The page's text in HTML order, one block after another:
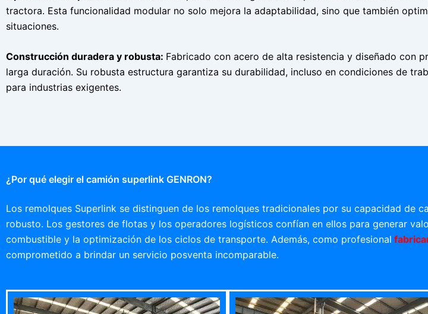
tractora. Esta funcionalidad modular no solo mejora la adaptabilidad, sino que también
situaciones.
Construcción duradera y robusta: Fabricado con acero de alta resistencia y diseñado con
larga duración. Su robusta estructura garantiza su durabilidad, incluso en condiciones de
para industrias exigentes.
¿Por qué elegir el camión superlink GENRON?
Los remolques Superlink se distinguen de los remolques tradicionales por su capacidad de
robusto. Los gestores de flotas y los operadores logísticos confían en ellos para generar
combustible y la optimización de los ciclos de transporte. Además, como profesional
comprometido a brindar un servicio posventa incomparable.